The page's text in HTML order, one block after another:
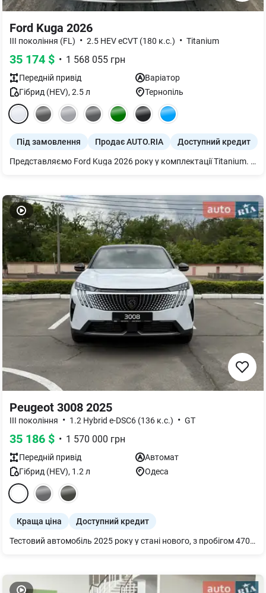
Ford Kuga 2026
III покоління (FL) • 2.5 HEV eCVT (180 к.с.) • Titanium
35 174 $ • 1 568 055 грн
Передній привід
Варіатор
Гібрид (HEV), 2.5л Тернопіль
Під замовлення Продає AUTO.RIA Доступний кредит
Представляємо Ford Kuga 2026 року у комплектації Titanium. Практичний кросовер оснащений економічним гібридним двигуном та має плавну автоматичну трансмісію для комфортного керування.
Peugeot 3008 2025
III покоління • 1.2 Hybrid e-DSC6 (136 к.с.) • GT
35 186 $ • 1 570 000 грн
Передній привід
Автомат
Гібрид (HEV), 1.2 л Одеса
Краща ціна Доступний кредит
Тестовий автомобіль 2025 року у стані нового, з пробігом 470 км.